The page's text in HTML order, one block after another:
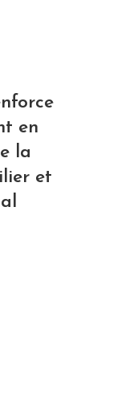
en
la
et